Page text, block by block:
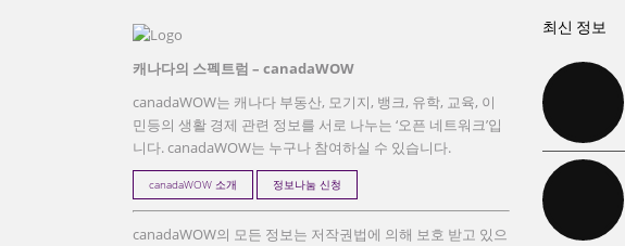
캐나다의 스펙트럼 – canadaWOW
canadaWOW는 캐나다 부동산, 모기지, 뱅크, 유학, 교육, 이
민등의 생활 경제 관련 정보를 서로 나누는 ‘오픈 네트워크’입
니다. canadaWOW는 누구나 참여하실 수 있습니다.
canadaWOW 소개 정보나눔 신청
canadaWOW의 모든 정보는 저작권법에 의해 보호 받고 있으
최신 정보